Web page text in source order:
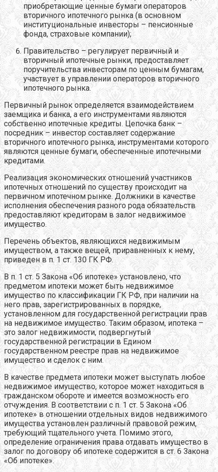
приобретающие ценные бумаги операторов
вторичного ипотечного рынка (в основном
институциональные инвесторы – пенсионные
фонда, страховые компании);
Правительство – регулирует первичный и
вторичный ипотечные рынки, предоставляет
поручительства инвесторам по ценным бумагам,
участвует в управлении операторов вторичного
ипотечного рынка.
Первичный рынок определяется взаимодействием
заемщика и банка, а его инструментами являются
собственно ипотечные кредиты. Цепочка банк –
посредник – инвестор составляет содержание
вторичного ипотечного рынка, инструментами которого
являются ценные бумаги, обеспеченные ипотечными
кредитами.
Реализация экономических отношений участников
ипотечных отношений по существу происходит на
первичном ипотечном рынке. Должники в качестве
исполнения обеспечения разного рода обязательств
предоставляют кредиторам в залог недвижимое
имущество.
Перечень объектов, являющихся недвижимым
имуществом, а также вещей, приравненных к нему,
приведен в п. 1 ст. 130 ГК РФ.
В п. 1 ст. 5 Закона «Об ипотеке» установлено, что
предметом ипотеки может быть недвижимое
имущество по классификации ГК РФ, при наличии на
него прав, зарегистрированных в порядке,
установленном для государственной регистрации прав
на недвижимое имущество. Таким образом, ипотека –
это залог недвижимости, подвергнутый
государственной регистрации в Едином
государственном реестре прав на недвижимое
имущество и сделок с ним.
В качестве предмета ипотеки может выступать любое
недвижимое имущество, которое может находиться в
гражданском обороте и имеется возможность его
отчуждения. В соответствии с п. 1 ст. 5 Закона «Об
ипотеке» в отношении отдельных видов недвижимого
имущества установлен различный правовой режим,
требующий тщательного учета. Помимо этого,
определение ограничения права отдавать имущество в
залог по договору об ипотеке содержится в ст. 6 Закона
«Об ипотеке».